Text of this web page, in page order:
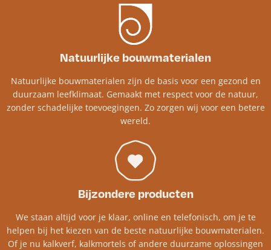
Natuurlijke bouwmaterialen
Natuurlijke bouwmaterialen zijn de basis voor een gezond en
duurzaam leefklimaat. Gemaakt met respect voor de natuur,
zonder schadelijke toevoegingen. Zo zorgen wij voor een betere
wereld.
Bijzondere producten
We staan altijd voor je klaar, online en telefonisch, om je te
helpen bij het kiezen van de beste natuurlijke bouwmaterialen.
Of je nu kalkverf, kalkmortels of andere duurzame oplossingen